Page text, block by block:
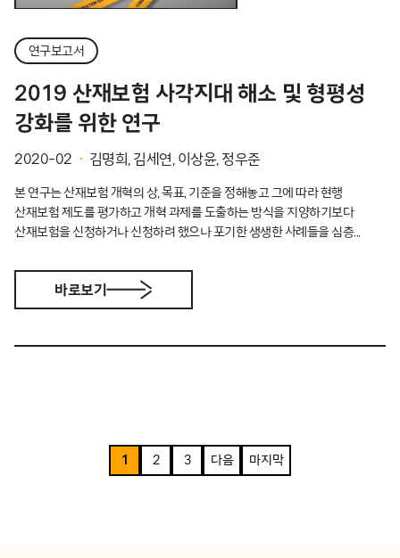
연구보고서
2019 산재보험 사각지대 해소 및 형평성
강화를 위한 연구
2020-02 김명희, 김세연, 이상윤, 정우준
본 연구는 산재보험 개혁의 상, 목표, 기준을 정해놓고 그에 따라 현행
산재보험 제도를 평가하고 개혁 과제를 도출하는 방식을 지양하기보다
산재보험을 신청하거나 신청하려 했으나 포기한 생생한 사례들을 심층...
바로보기
1 2 3 다음 마지막